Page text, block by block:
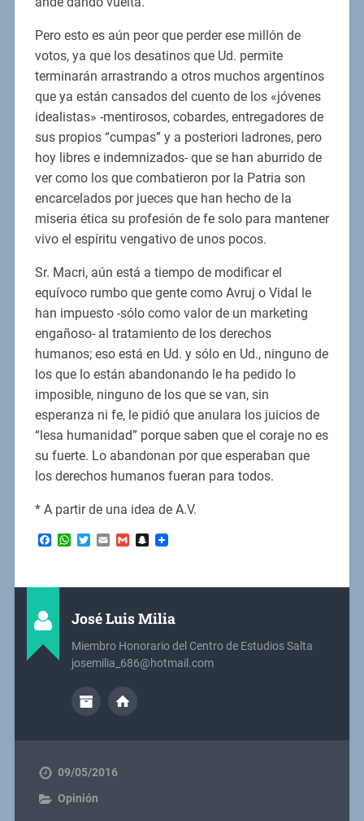
Pero esto es aún peor que perder ese millón de
votos, ya que los desatinos que Ud. permite
terminarán arrastrando a otros muchos argentinos
que ya están cansados del cuento de los «jóvenes
idealistas» -mentirosos, cobardes, entregadores de
sus propios “cumpas” y a posteriori ladrones, pero
hoy libres e indemnizados- que se han aburrido de
ver como los que combatieron por la Patria son
encarcelados por jueces que han hecho de la
miseria ética su profesión de fe solo para mantener
vivo el espíritu vengativo de unos pocos.
Sr. Macri, aún está a tiempo de modificar el
equívoco rumbo que gente como Avruj o Vidal le
han impuesto -sólo como valor de un marketing
engañoso- al tratamiento de los derechos
humanos; eso está en Ud. y sólo en Ud., ninguno de
los que lo están abandonando le ha pedido lo
imposible, ninguno de los que se van, sin
esperanza ni fe, le pidió que anulara los juicios de
“lesa humanidad” porque saben que el coraje no es
su fuerte. Lo abandonan por que esperaban que
los derechos humanos fueran para todos.
* A partir de una idea de A.V.
Facebook
WhatsApp
Twitter
EmailGmailSnapchat
José Luis Milia
Miembro Honorario del Centro de Estudios Salta
josemilia_686@hotmail.com
09/05/2016
Opinión